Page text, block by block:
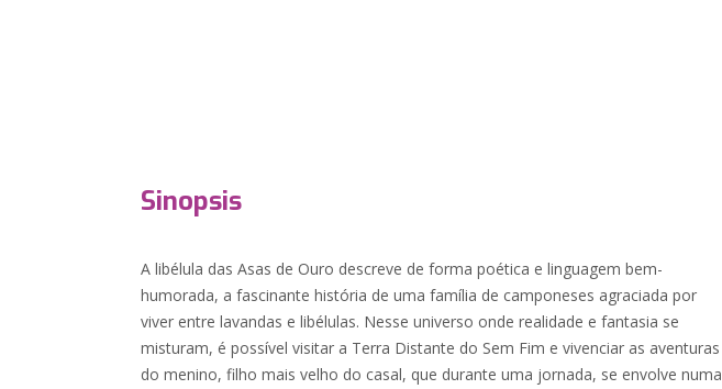
Sinopsis
A libélula das Asas de Ouro descreve de forma poética e linguagem bem-
humorada, a fascinante história de uma família de camponeses agraciada por
viver entre lavandas e libélulas. Nesse universo onde realidade e fantasia se
misturam, é possível visitar a Terra Distante do Sem Fim e vivenciar as aventuras
do menino, filho mais velho do casal, que durante uma jornada, se envolve numa